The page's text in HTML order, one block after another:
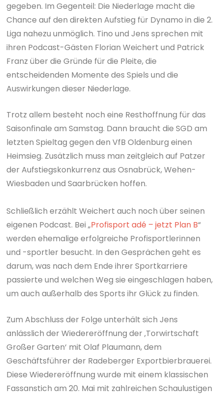
gegeben. Im Gegenteil: Die Niederlage macht die
Chance auf den direkten Aufstieg für Dynamo in die 2.
Liga nahezu unmöglich. Tino und Jens sprechen mit
ihren Podcast-Gästen Florian Weichert und Patrick
Franz über die Gründe für die Pleite, die
entscheidenden Momente des Spiels und die
Auswirkungen dieser Niederlage.
Trotz allem besteht noch eine Resthoffnung für das
Saisonfinale am Samstag. Dann braucht die SGD am
letzten Spieltag gegen den VfB Oldenburg einen
Heimsieg. Zusätzlich muss man zeitgleich auf Patzer
der Aufstiegskonkurrenz aus Osnabrück, Wehen-
Wiesbaden und Saarbrücken hoffen.
Schließlich erzählt Weichert auch noch über seinen
eigenen Podcast. Bei „Profisport adé – jetzt Plan B“
werden ehemalige erfolgreiche Profisportlerinnen
und -sportler besucht. In den Gesprächen geht es
darum, was nach dem Ende ihrer Sportkarriere
passierte und welchen Weg sie eingeschlagen haben,
um auch außerhalb des Sports ihr Glück zu finden.
Zum Abschluss der Folge unterhält sich Jens
anlässlich der Wiedereröffnung der ‚Torwirtschaft
Großer Garten‘ mit Olaf Plaumann, dem
Geschäftsführer der Radeberger Exportbierbrauerei.
Diese Wiedereröffnung wurde mit einem klassischen
Fassanstich am 20. Mai mit zahlreichen Schaulustigen